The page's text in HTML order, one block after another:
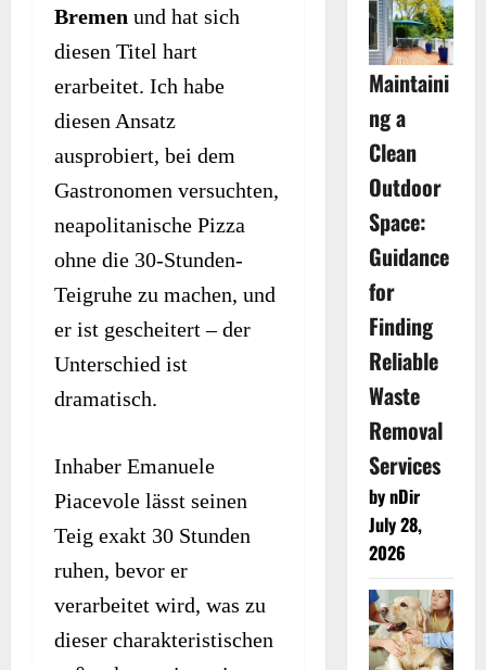
Bremen und hat sich
diesen Titel hart
erarbeitet. Ich habe
diesen Ansatz
ausprobiert, bei dem
Gastronomen versuchten,
neapolitanische Pizza
ohne die 30-Stunden-
Teigruhe zu machen, und
er ist gescheitert – der
Unterschied ist
dramatisch.
Inhaber Emanuele
Piacevole lässt seinen
Teig exakt 30 Stunden
ruhen, bevor er
verarbeitet wird, was zu
dieser charakteristischen
Maintaini
ng a
Clean
Outdoor
Space:
Guidance
for
Finding
Reliable
Waste
Removal
Services
by nDir
July 28,
2026